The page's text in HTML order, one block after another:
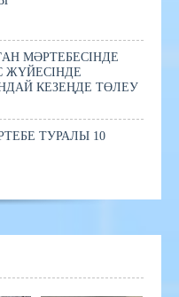
МӘРТЕБЕСІНДЕ
ЖҮЙЕСІНДЕ
КЕЗЕҢДЕ ТӨЛЕУ
ТУРАЛЫ 10